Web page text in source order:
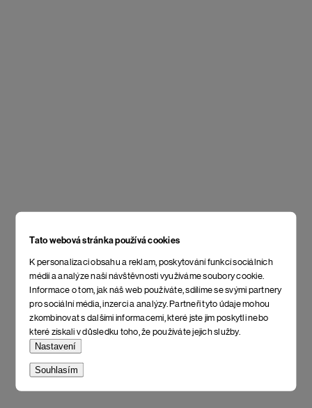
Tato webová stránka používá cookies
K personalizaci obsahu a reklam, poskytování funkcí sociálních
médií a analýze naší návštěvnosti využíváme soubory cookie.
Informace o tom, jak náš web používáte, sdílíme se svými partnery
pro sociální média, inzerci a analýzy. Partneři tyto údaje mohou
zkombinovat s dalšími informacemi, které jste jim poskytli nebo
které získali v důsledku toho, že používáte jejich služby.
Nastavení
Souhlasím